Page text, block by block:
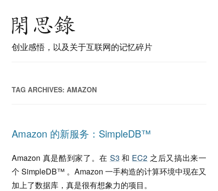
创业感悟，以及关于互联网的记忆碎片
TAG ARCHIVES: AMAZON
Amazon 的新服务：SimpleDB™
Amazon 真是酷到家了。在 S3 和 EC2 之后又搞出来一
个 SimpleDB™ 。Amazon 一手构造的计算环境中现在又
加上了数据库，真是很有想象力的项目。